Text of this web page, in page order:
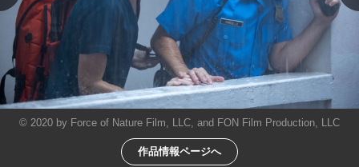
© 2020 by Force of Nature Film, LLC, and FON Film Production, LLC
作品情報ページへ